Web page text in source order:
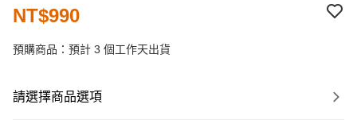
NT$990
預購商品：預計 3 個工作天出貨
請選擇商品選項